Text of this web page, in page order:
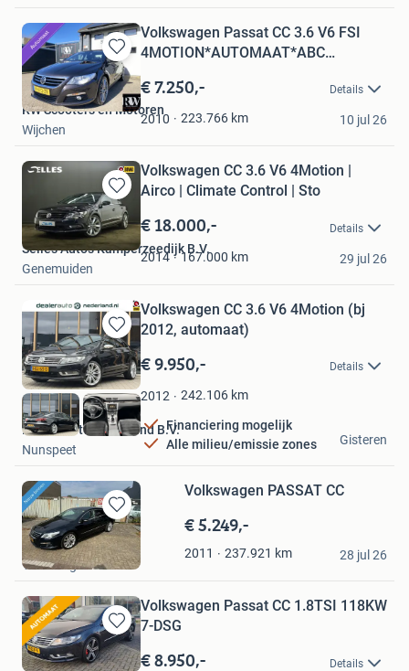
Bewaren
in
Mijn
Favorieten
Volkswagen Passat CC 3.6 V6 FSI
4MOTION*AUTOMAAT*ABC
€ 7.250,- Details
2010 223.766 km
RW Scooters en Motoren
Wijchen
10 jul 26
Bewaren
in
Mijn
Favorieten
Volkswagen CC 3.6 V6 4Motion |
Airco | Climate Control | Sto
€ 18.000,- Details
2014 167.000 km
Selles Auto's Kamperzeedijk B.V.
Genemuiden
29 jul 26
Bewaren
in
Mijn
Favorieten
Volkswagen CC 3.6 V6 4Motion (bj
2012, automaat)
€ 9.950,- Details
2012 242.106 km
Financiering mogelijk
Alle milieu/emissie zones
Dealer Auto Nederland B.V.
Nunspeet
Gisteren
Bewaren
in
Mijn
Favorieten
Volkswagen PASSAT CC
€ 5.249,-
2011 237.921 km
SN Cars
Vlaardingen
28 jul 26
Bewaren
in
Volkswagen Passat CC 1.8TSI 118KW
7-DSG
€ 8.950,- Details